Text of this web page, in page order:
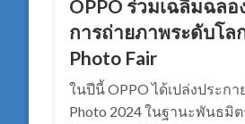
OPPO ร่วมเฉลิมฉล
การถ่ายภาพระดับโล
Photo Fair
ในปีนี้ OPPO ได้เปล่งประก
Photo 2024 ในฐานะพันธมิ